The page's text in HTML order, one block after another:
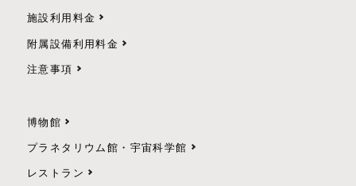
施設利用料金
附属設備利用料金
注意事項
博物館
プラネタリウム館・宇宙科学館
レストラン